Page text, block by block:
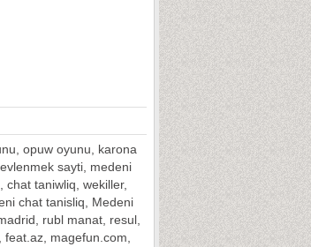
opuw oyunu, karona
sayti, medeni
taniwliq, wekiller,
chat tanisliq, Medeni
rubl manat, resul,
magefun.com,